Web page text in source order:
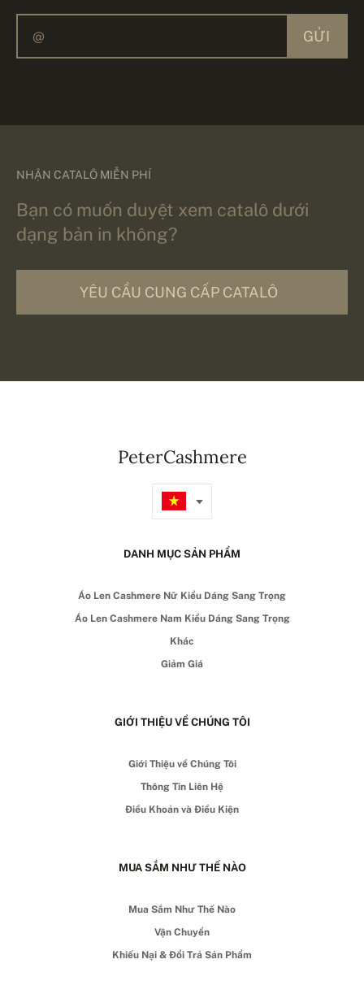
GỬI
NHẬN CATALÔ MIỄN PHÍ
Bạn có muốn duyệt xem catalô dưới
dạng bản in không?
YÊU CẦU CUNG CẤP CATALÔ
PeterCashmere
DANH MỤC SẢN PHẨM
Áo Len Cashmere Nữ Kiểu Dáng Sang Trọng
Áo Len Cashmere Nam Kiểu Dáng Sang Trọng
Khác
Giảm Giá
GIỚI THIỆU VỀ CHÚNG TÔI
Giới Thiệu về Chúng Tôi
Thông Tin Liên Hệ
Điều Khoản và Điều Kiện
MUA SẮM NHƯ THẾ NÀO
Mua Sắm Như Thế Nào
Vận Chuyển
Khiếu Nại & Đổi Trả Sản Phẩm